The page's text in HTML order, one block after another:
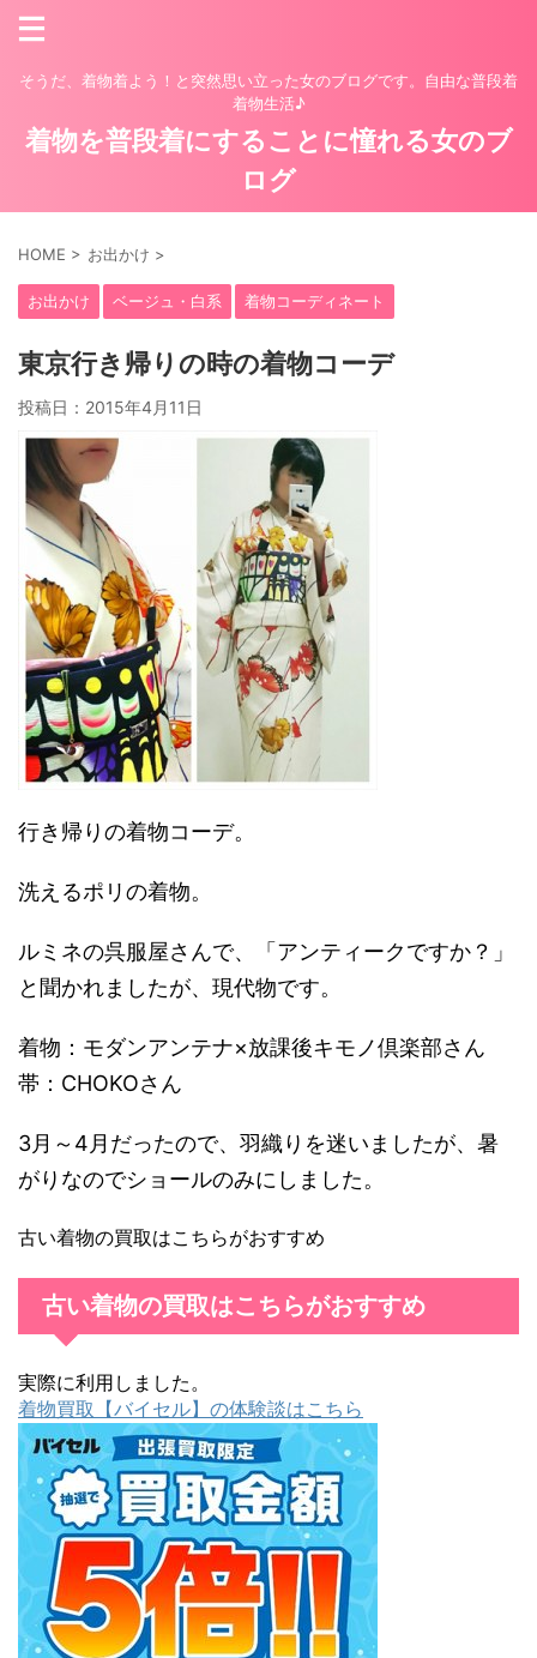
そうだ、着物着よう！と突然思い立った女のブログです。自由な普段着
着物生活♪
着物を普段着にすることに憧れる女のブ
ログ
HOME > お出かけ >
お出かけ ベージュ・白系 着物コーディネート
東京行き帰りの時の着物コーデ
投稿日： 2015年4月11日
行き帰りの着物コーデ。
洗えるポリの着物。
ルミネの呉服屋さんで、「アンティークですか？」
と聞かれましたが、現代物です。
着物：モダンアンテナ×放課後キモノ倶楽部さん
帯：CHOKOさん
3月～4月だったので、羽織りを迷いましたが、暑
がりなのでショールのみにしました。
古い着物の買取はこちらがおすすめ
古い着物の買取はこちらがおすすめ
実際に利用しました。
着物買取【バイセル】の体験談はこちら